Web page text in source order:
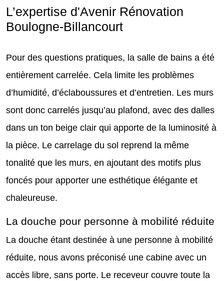
L’expertise d'Avenir Rénovation
Boulogne-Billancourt
Pour des questions pratiques, la salle de bains a été
entièrement carrelée. Cela limite les problèmes
d’humidité, d’éclaboussures et d’entretien. Les murs
sont donc carrelés jusqu’au plafond, avec des dalles
dans un ton beige clair qui apporte de la luminosité à
la pièce. Le carrelage du sol reprend la même
tonalité que les murs, en ajoutant des motifs plus
foncés pour apporter une esthétique élégante et
chaleureuse.
La douche pour personne à mobilité réduite
La douche étant destinée à une personne à mobilité
réduite, nous avons préconisé une cabine avec un
accès libre, sans porte. Le receveur couvre toute la